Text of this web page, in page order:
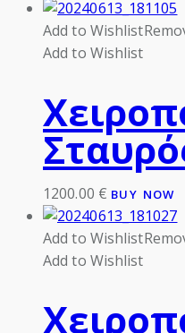
Add to Wishlist
Add to Wishlist
1200.00 € BUY NOW
Add to Wishlist
Add to Wishlist